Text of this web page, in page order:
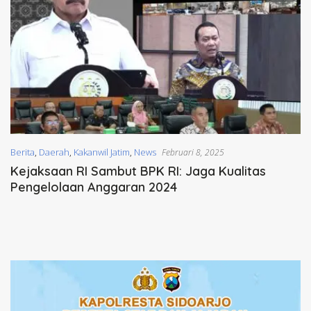
Berita, Daerah, Kakanwil Jatim, News Februari 8, 2025
Kejaksaan RI Sambut BPK RI: Jaga Kualitas
Pengelolaan Anggaran 2024